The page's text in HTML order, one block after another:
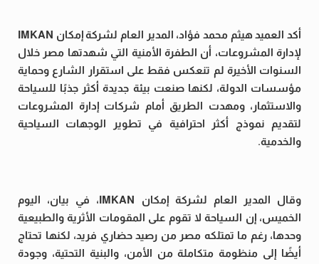
أكد العميد هيثم محمد فؤاد، المدير العام لشركة إمكان IMKAN
لإدارة المشروعات، أن الطفرة الأمنية التي شهدتها مصر خلال
السنوات الأخيرة لم تنعكس فقط على استقرار الشارع وحماية
مؤسسات الدولة، لكنها صنعت بيئة جديدة أكثر جذبًا للسياحة
والاستثمار، ومهدت الطريق أمام شركات إدارة المشروعات
لتقديم نموذج أكثر احترافية في تطوير الوجهات السياحية
والخدمية.
وقال المدير العام لشركة إمكان IMKAN، في بيان، اليوم
الخميس، إن السياحة لا تقوم على المقومات الأثرية والطبيعية
وحدها، رغم ما تمتلكه مصر من رصيد حضاري فريد، لكنها تحتاج
أيضًا إلى منظومة متكاملة من الأمن، والبنية التحتية، وجودة